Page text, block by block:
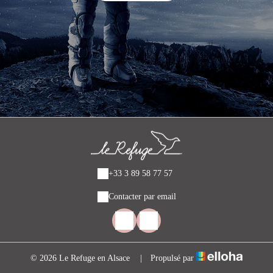
+33 3 89 58 77 57
Contacter par email
© 2026 Le Refuge en Alsace Propulsé par